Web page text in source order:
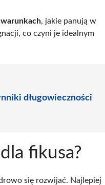
warunkach, jakie panują w
co czyni je idealnym
długowieczności
fikusa?
się rozwijać. Najlepiej